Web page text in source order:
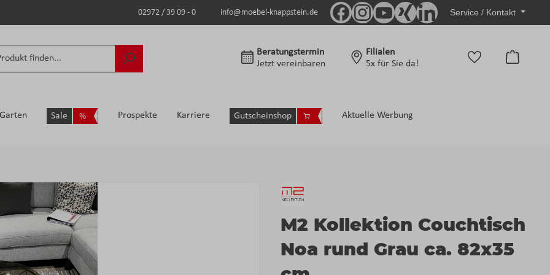
02972 / 39 09 - 0 info@moebel-knappstein.de Service / Kontakt
Beratungstermin
Jetzt vereinbaren
Filialen
5x für Sie da!
Garten Sale Prospekte Karriere Gutscheinshop Aktuelle Werbung
M2 Kollektion Couchtisch
Noa rund Grau ca. 82x35